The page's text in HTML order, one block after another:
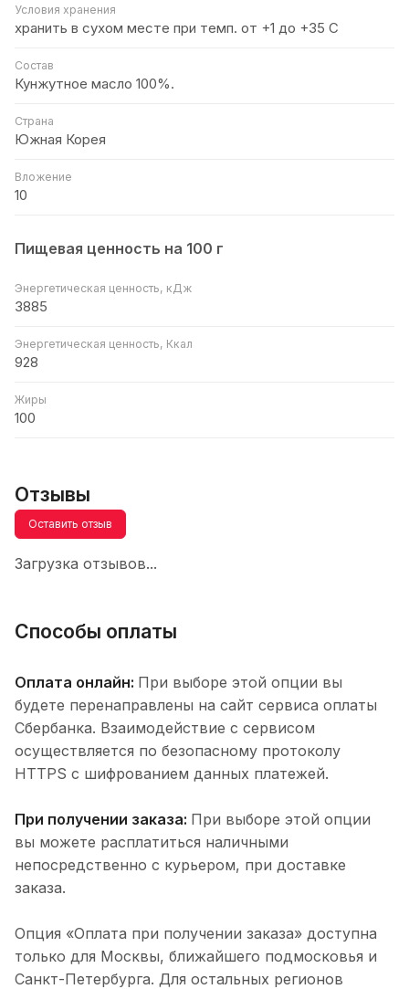
Условия хранения
хранить в сухом месте при темп. от +1 до +35 С
Состав
Кунжутное масло 100%.
Страна
Южная Корея
Вложение
10
Пищевая ценность на 100 г
Энергетическая ценность, кДж
3885
Энергетическая ценность, Ккал
928
Жиры
100
Отзывы
Оставить отзыв
Загрузка отзывов...
Способы оплаты
Оплата онлайн: При выборе этой опции вы
будете перенаправлены на сайт сервиса оплаты
Сбербанка. Взаимодействие с сервисом
осуществляется по безопасному протоколу
HTTPS с шифрованием данных платежей.
При получении заказа: При выборе этой опции
вы можете расплатиться наличными
непосредственно с курьером, при доставке
заказа.
Опция «Оплата при получении заказа» доступна
только для Москвы, ближайшего подмосковья и
Санкт-Петербурга. Для остальных регионов